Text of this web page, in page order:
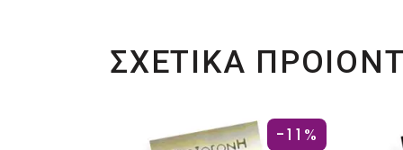
ΣΧΕΤΙΚΑ
-11%